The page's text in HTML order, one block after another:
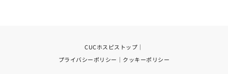
CUCホスピストップ ｜
プライバシーポリシー ｜ クッキーポリシー